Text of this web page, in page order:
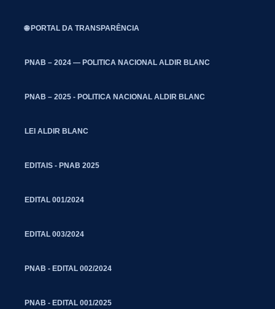
🌐 PORTAL DA TRANSPARÊNCIA
PNAB – 2024 — POLITICA NACIONAL ALDIR BLANC
PNAB – 2025 - POLITICA NACIONAL ALDIR BLANC
LEI ALDIR BLANC
EDITAIS - PNAB 2025
EDITAL 001/2024
EDITAL 003/2024
PNAB - EDITAL 002/2024
PNAB - EDITAL 001/2025